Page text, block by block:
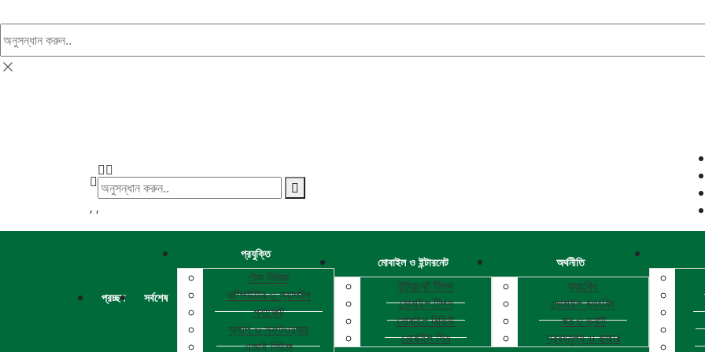
, ,
প্রচ্ছদ সর্বশেষ
প্রযুক্তি
টেক নিউজ
কম্পিউটার ও ল্যাপটপ
গ্যাজেট
অ্যাপ ও সফটওয়্যার
এআই নিউজ
মোবাইল ও ইন্টারনেট
ইন্টারনেট টিপস
মোবাইল টিপস
মোবাইল রিভিউ
মোবাইল সিম
অর্থনীতি
ব্যাংকিং
মোবাইল ব্যাংকিং
কর ও ভ্যাট
দ্রব্যমূল্য ও বাজার